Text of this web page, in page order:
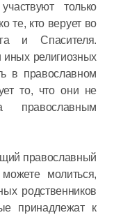
только
те, кто верует во
и Спасителя.
религиозных
в православном
то, что они не
православный
молиться,
родственников
принадлежат к